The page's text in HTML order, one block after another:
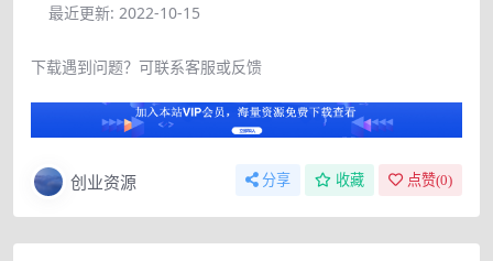
最近更新: 2022-10-15
下载遇到问题？可联系客服或反馈
创业资源 分享 收藏 点赞(0)